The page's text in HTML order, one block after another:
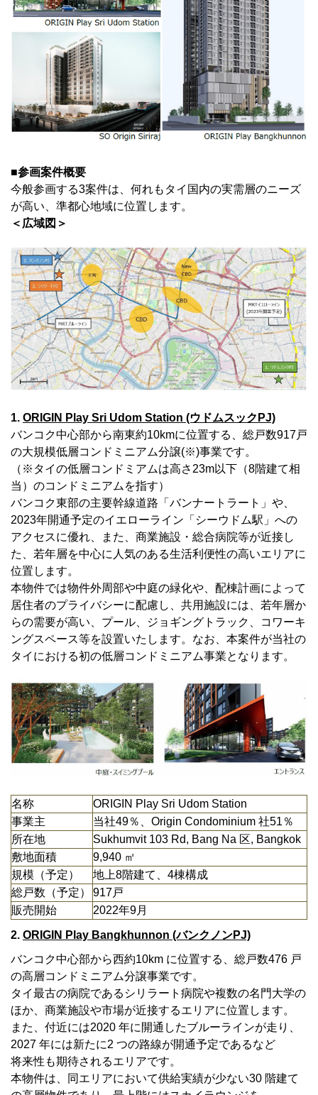
■参画案件概要
今般参画する3案件は、何れもタイ国内の実需層のニーズ
が高い、準都心地域に位置します。
＜広域図＞
1. ORIGIN Play Sri Udom Station (ウドムスックPJ)
バンコク中心部から南東約10kmに位置する、総戸数917戸
の大規模低層コンドミニアム分譲(※)事業です。
（※タイの低層コンドミアムは高さ23m以下（8階建て相
当）のコンドミニアムを指す）
バンコク東部の主要幹線道路「バンナートラート」や、
2023年開通予定のイエローライン「シーウドム駅」への
アクセスに優れ、また、商業施設・総合病院等が近接し
た、若年層を中心に人気のある生活利便性の高いエリアに
位置します。
本物件では物件外周部や中庭の緑化や、配棟計画によって
居住者のプライバシーに配慮し、共用施設には、若年層か
らの需要が高い、プール、ジョギングトラック、コワーキ
ングスペース等を設置いたします。なお、本案件が当社の
タイにおける初の低層コンドミニアム事業となります。
名称
ORIGIN Play Sri Udom Station
事業主
当社49％、Origin Condominium 社51％
所在地
Sukhumvit 103 Rd, Bang Na 区, Bangkok
敷地面積
9,940 ㎡
規模（予定）
地上8階建て、4棟構成
総戸数（予定）
917戸
販売開始
2022年9月
2. ORIGIN Play Bangkhunnon (バンクノンPJ)
バンコク中心部から西約10km に位置する、総戸数476 戸
の高層コンドミニアム分譲事業です。
タイ最古の病院であるシリラート病院や複数の名門大学の
ほか、商業施設や市場が近接するエリアに位置します。
また、付近には2020 年に開通したブルーラインが走り、
2027 年には新たに2 つの路線が開通予定であるなど
将来性も期待されるエリアです。
本物件は、同エリアにおいて供給実績が少ない30 階建て